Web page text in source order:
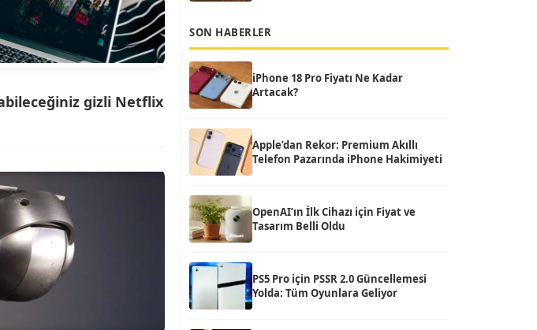
gizli Netflix
SON HABERLER
iPhone 18 Pro Fiyatı Ne Kadar
Artacak?
Apple’dan Rekor: Premium Akıllı
Telefon Pazarında iPhone Hakimiyeti
OpenAI’ın İlk Cihazı için Fiyat ve
Tasarım Belli Oldu
PS5 Pro için PSSR 2.0 Güncellemesi
Yolda: Tüm Oyunlara Geliyor